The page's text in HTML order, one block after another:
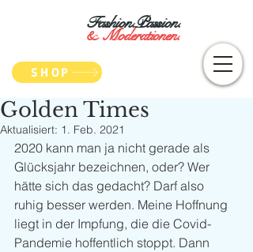
Fashion.Passion.
&Moderationen.
SHOP
Golden Times
Aktualisiert: 1. Feb. 2021
2020 kann man ja nicht gerade als
Glücksjahr bezeichnen, oder? Wer
hätte sich das gedacht? Darf also
ruhig besser werden. Meine Hoffnung
liegt in der Impfung, die die Covid-
Pandemie hoffentlich stoppt. Dann